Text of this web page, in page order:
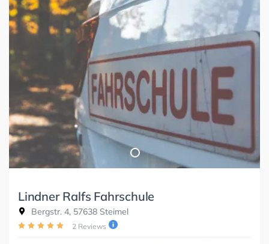
Lindner Ralfs Fahrschule
Bergstr. 4, 57638 Steimel
2 Reviews